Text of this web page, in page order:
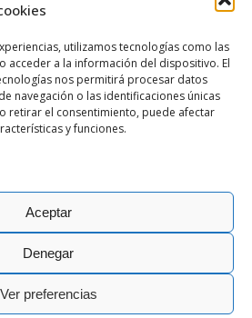
utilizamos tecnologías como las
acceder a la información del dispositivo. El
nos permitirá procesar datos
navegación o las identificaciones únicas
retirar el consentimiento, puede afectar
y funciones.
Aceptar
Denegar
Ver preferencias
OBISPADO DE
ASTORGA
|Política de
|Aviso
|Política de